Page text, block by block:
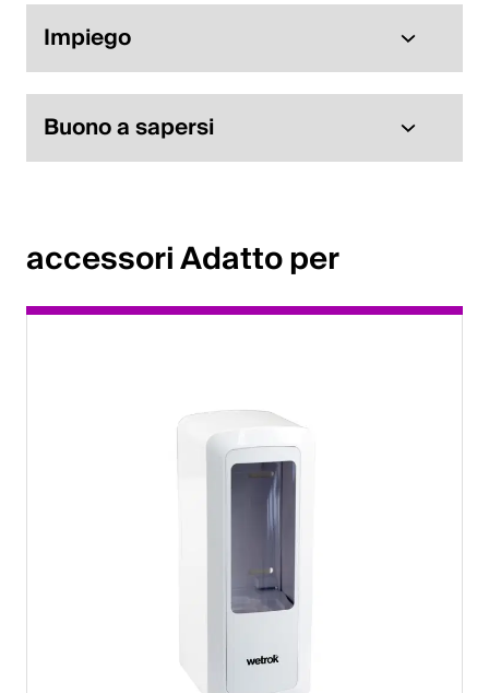
Impiego
Buono a sapersi
accessori Adatto per